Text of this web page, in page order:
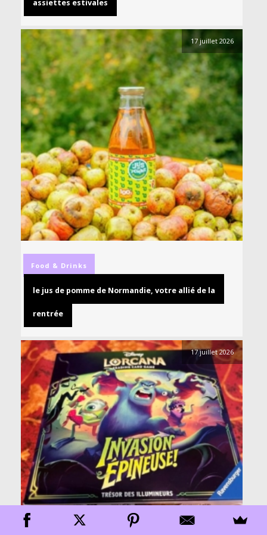
assiettes estivales
17 juillet 2026
Food & Drinks
le jus de pomme de Normandie, votre allié de la
rentrée
17 juillet 2026